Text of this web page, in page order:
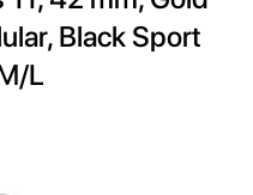
Black Sport
L